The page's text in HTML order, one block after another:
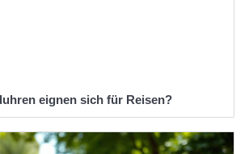
eignen sich für Reisen?